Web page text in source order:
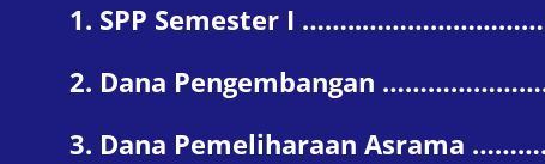
1. SPP Semester I
2. Dana Pengembangan
3. Dana Pemeliharaan Asrama